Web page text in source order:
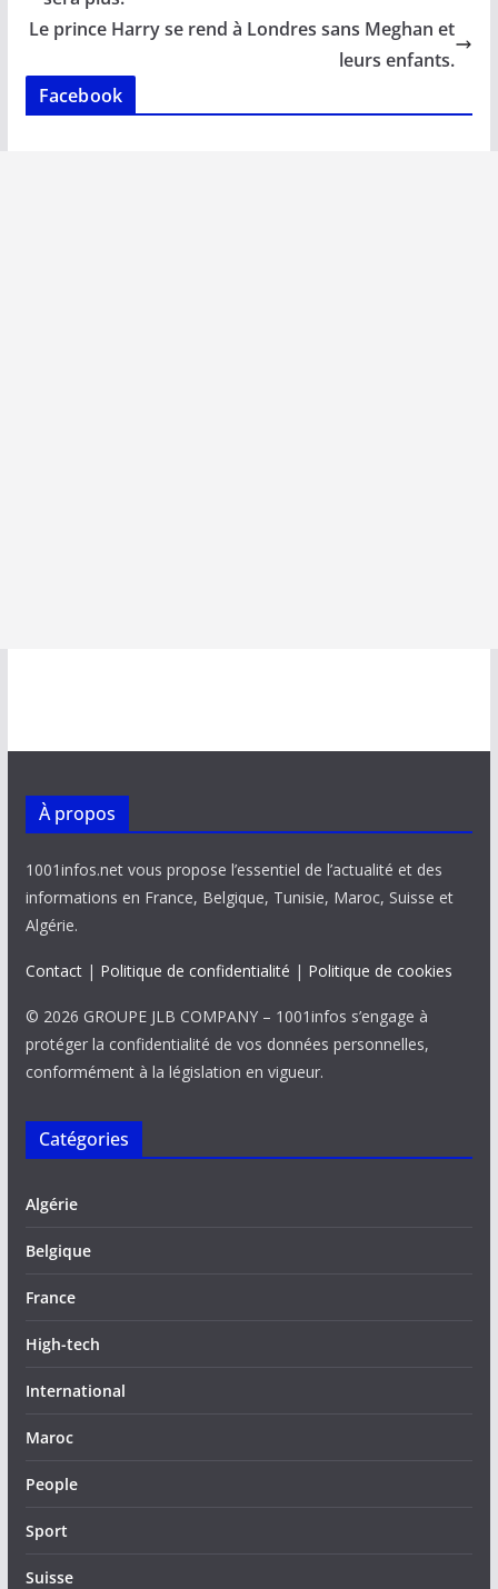
o
k
p n n
Le prince Harry se rend à Londres sans Meghan et
leurs enfants.
Facebook
À propos
1001infos.net vous propose l’essentiel de l’actualité et des
informations en France, Belgique, Tunisie, Maroc, Suisse et
Algérie.
Contact| Politique de confidentialité | Politique de cookies
© 2026 GROUPE JLB COMPANY – 1001infos s’engage à
protéger la confidentialité de vos données personnelles,
conformément à la législation en vigueur.
Catégories
Algérie
Belgique
France
High-tech
International
Maroc
People
Sport
Suisse